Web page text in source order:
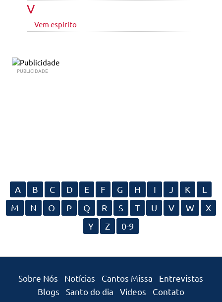
V
Vem espirito
PUBLICIDADE
A B C D E F G H I J K
L
M
N O P Q R S T U V W
X
Y
Z 0-9
Sobre Nós Notícias Cantos Missa
Entrevistas
Blogs
Santo do dia Videos Contato